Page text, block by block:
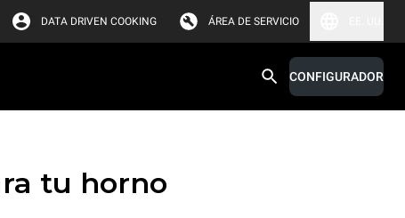
DATA DRIVEN COOKING ÁREA DE SERVICIO
CONFIGURADOR
tu horno